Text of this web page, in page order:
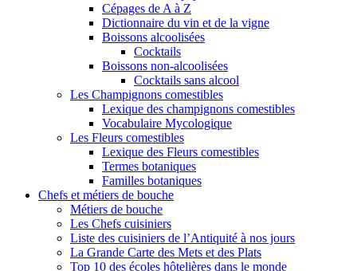
Cépages de A à Z
Dictionnaire du vin et de la vigne
Boissons alcoolisées
Cocktails
Boissons non-alcoolisées
Cocktails sans alcool
Les Champignons comestibles
Lexique des champignons comestibles
Vocabulaire Mycologique
Les Fleurs comestibles
Lexique des Fleurs comestibles
Termes botaniques
Familles botaniques
Chefs et métiers de bouche
Métiers de bouche
Les Chefs cuisiniers
Liste des cuisiniers de l’Antiquité à nos jours
La Grande Carte des Mets et des Plats
Top 10 des écoles hôtelières dans le monde